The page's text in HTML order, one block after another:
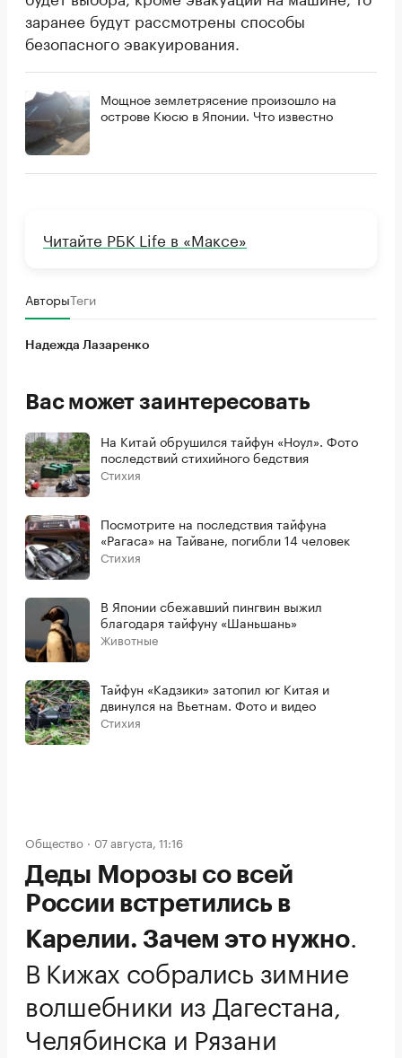
заранее будут рассмотрены способы
безопасного эвакуирования.
Мощное землетрясение произошло на
острове Кюсю в Японии. Что известно
Читайте РБК Life в «Максе»
АвторыТеги
Надежда Лазаренко
Вас может заинтересовать
На Китай обрушился тайфун «Ноул». Фото
последствий стихийного бедствия
Стихия
Посмотрите на последствия тайфуна
«Рагаса» на Тайване, погибли 14 человек
Стихия
В Японии сбежавший пингвин выжил
благодаря тайфуну «Шаньшань»
Животные
Тайфун «Кадзики» затопил юг Китая и
двинулся на Вьетнам. Фото и видео
Стихия
Общество 07 августа, 11:16
Деды Морозы со всей
России встретились в
Карелии. Зачем это нужно.
В Кижах собрались зимние
волшебники из Дагестана,
Челябинска и Рязани